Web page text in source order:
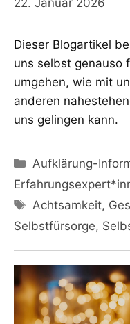
Dieser Blogartikel
uns selbst genauso
umgehen, wie mit
anderen
uns gelingen kann.
Kategorien
Aufklärung-
Schlagwörter
Achtsamkeit,
Selbstfürsorge,